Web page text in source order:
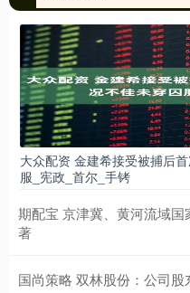
大众配资 金建希接受被捕后
服_宪政_首尔_手铐
期配宝 京津冀、黄河流域
著
国尚策略 双林股份：公司